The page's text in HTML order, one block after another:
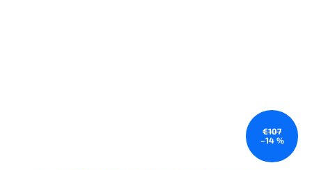
€107
–14 %